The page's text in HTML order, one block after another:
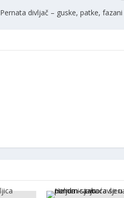
Pernata divljač – guske, patke,